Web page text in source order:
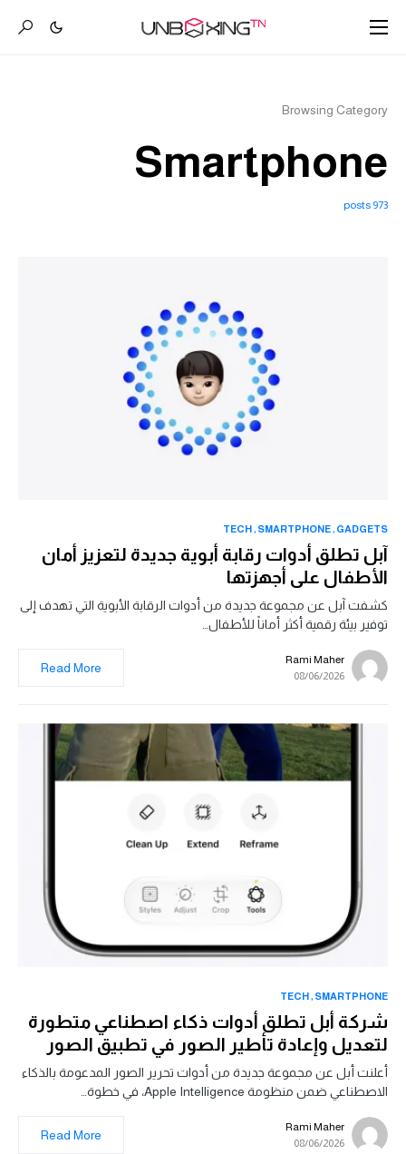
Browsing Category
Smartphone
973 posts
GADGETS
SMARTPHONE
TECH
آبل تطلق أدوات رقابة أبوية جديدة لتعزيز أمان
الأطفال على أجهزتها
كشفت آبل عن مجموعة جديدة من أدوات الرقابة الأبوية التي تهدف إلى
توفير بيئة رقمية أكثر أماناً للأطفال…
Rami Maher
08/06/2026
Read More
SMARTPHONE
TECH
شركة أبل تطلق أدوات ذكاء اصطناعي متطورة
لتعديل وإعادة تأطير الصور في تطبيق الصور
أعلنت أبل عن مجموعة جديدة من أدوات تحرير الصور المدعومة بالذكاء
الاصطناعي ضمن منظومة Apple Intelligence، في خطوة…
Rami Maher
08/06/2026
Read More